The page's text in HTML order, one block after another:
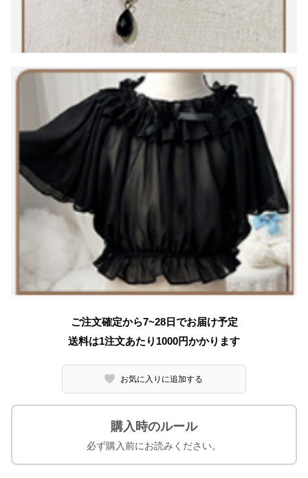
ご注文確定から7~28日でお届け予定
送料は1注文あたり 1000円かかります
お気に入りに追加する
購入時のルール
必ず購入前にお読みください。